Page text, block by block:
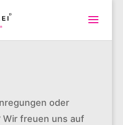
oder
Wir freuen uns auf